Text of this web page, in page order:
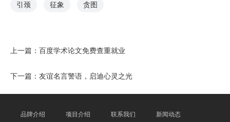
引颈 征象 贪图
上一篇： 百度学术论文免费查重就业
下一篇： 友谊名言警语，启迪心灵之光
品牌介绍 项目介绍 联系我们 新闻动态